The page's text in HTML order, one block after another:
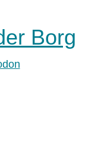
Borg